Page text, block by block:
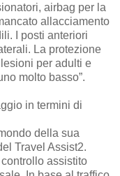
airbag per la
allacciamento
I posti anteriori
La protezione
per adulti e
molto basso”.
in termini di
della sua
Travel Assist2.
assistito